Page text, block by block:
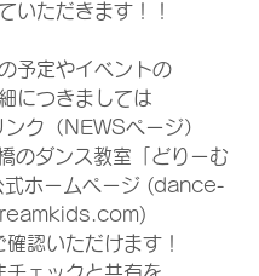
いただきます！！
予定やイベントの
につきましては
ンク（NEWSページ）
のダンス教室「どりーむ
式ホームページ (dance-
確認いただけます！